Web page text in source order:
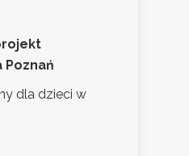
dla dzieci w